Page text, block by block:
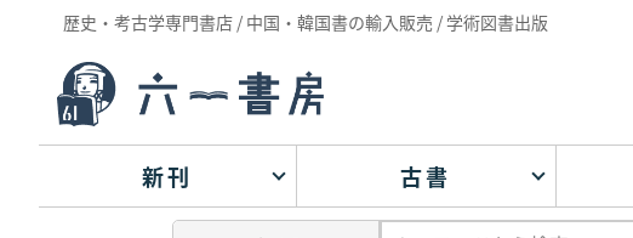
歴史・考古学専門書店 / 中国・韓国書の輸入販売 / 学術図書出版
新刊 古書